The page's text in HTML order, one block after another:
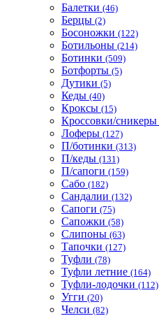
Балетки (46)
Берцы (2)
Босоножки (122)
Ботильоны (214)
Ботинки (509)
Ботфорты (5)
Дутики (5)
Кеды (40)
Кроксы (15)
Кроссовки/сникеры
Лоферы (127)
П/ботинки (313)
П/кеды (131)
П/сапоги (159)
Сабо (182)
Сандалии (132)
Сапоги (75)
Сапожки (58)
Слипоны (63)
Тапочки (127)
Туфли (78)
Туфли летние (164)
Туфли-лодочки (112)
Угги (20)
Челси (82)